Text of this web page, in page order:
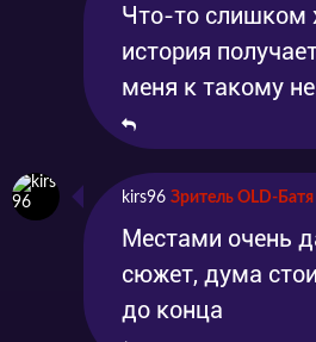
Что-то слишком
история
меня к такому
kirs96 Зритель OLD-Батя
Местами очень
сюжет, дума
до конца